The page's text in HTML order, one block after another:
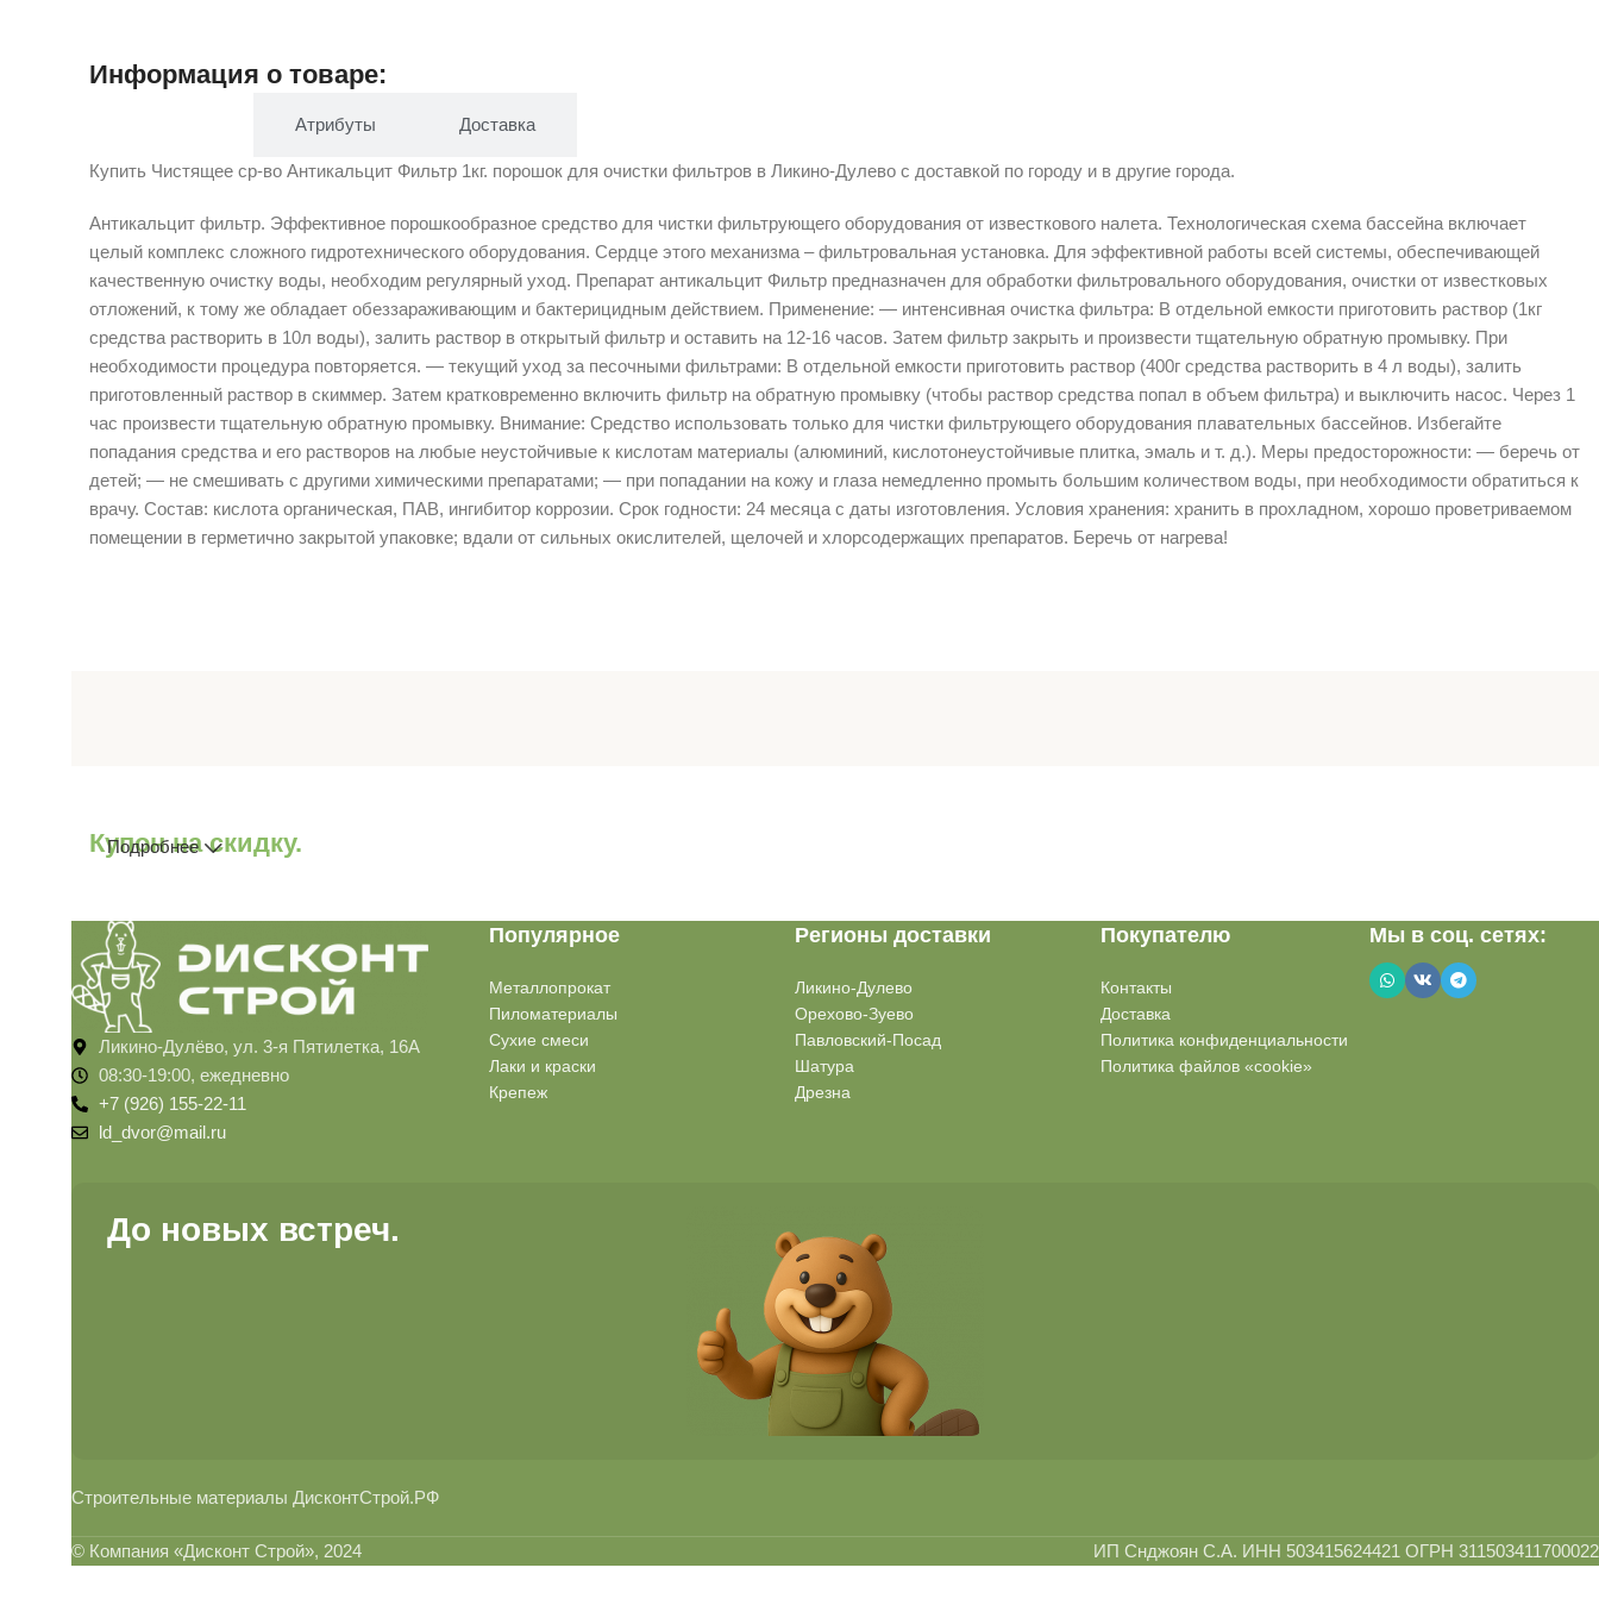
Информация о товаре:
Атрибуты Доставка
Купить Чистящее ср-во Антикальцит Фильтр 1кг. порошок для очистки фильтров в Ликино-Дулево с доставкой по городу и в другие города.
Антикальцит фильтр. Эффективное порошкообразное средство для чистки фильтрующего оборудования от известкового налета. Технологическая схема бассейна включает
целый комплекс сложного гидротехнического оборудования. Сердце этого механизма – фильтровальная установка. Для эффективной работы всей системы, обеспечивающей
качественную очистку воды, необходим регулярный уход. Препарат антикальцит Фильтр предназначен для обработки фильтровального оборудования, очистки от известковых
отложений, к тому же обладает обеззараживающим и бактерицидным действием. Применение: — интенсивная очистка фильтра: В отдельной емкости приготовить раствор (1кг
средства растворить в 10л воды), залить раствор в открытый фильтр и оставить на 12-16 часов. Затем фильтр закрыть и произвести тщательную обратную промывку. При
необходимости процедура повторяется. — текущий уход за песочными фильтрами: В отдельной емкости приготовить раствор (400г средства растворить в 4 л воды), залить
приготовленный раствор в скиммер. Затем кратковременно включить фильтр на обратную промывку (чтобы раствор средства попал в объем фильтра) и выключить насос. Через 1
час произвести тщательную обратную промывку. Внимание: Средство использовать только для чистки фильтрующего оборудования плавательных бассейнов. Избегайте
попадания средства и его растворов на любые неустойчивые к кислотам материалы (алюминий, кислотонеустойчивые плитка, эмаль и т. д.). Меры предосторожности: — беречь от
детей; — не смешивать с другими химическими препаратами; — при попадании на кожу и глаза немедленно промыть большим количеством воды, при необходимости обратиться к
врачу. Состав: кислота органическая, ПАВ, ингибитор коррозии. Срок годности: 24 месяца с даты изготовления. Условия хранения: хранить в прохладном, хорошо проветриваемом
помещении в герметично закрытой упаковке; вдали от сильных окислителей, щелочей и хлорсодержащих препаратов. Беречь от нагрева!
Купон на скидку.
Подробнее
Ликино-Дулёво, ул. 3-я Пятилетка, 16А
08:30-19:00, ежедневно
+7 (926) 155-22-11
ld_dvor@mail.ru
Популярное
Металлопрокат
Пиломатериалы
Сухие смеси
Лаки и краски
Крепеж
Регионы доставки
Ликино-Дулево
Орехово-Зуево
Павловский-Посад
Шатура
Дрезна
Покупателю
Контакты
Доставка
Политика конфиденциальности
Политика файлов «cookie»
Мы в соц. сетях:
До новых встреч.
Строительные материалы ДисконтСтрой.РФ
© Компания «Дисконт Строй», 2024 ИП Снджоян С.А. ИНН 503415624421 ОГРН 311503411700022